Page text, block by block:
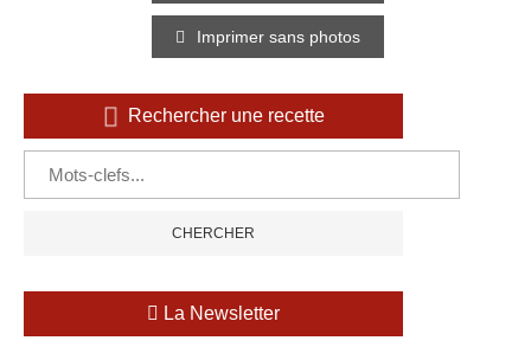
Imprimer sans photos
Rechercher une recette
La Newsletter